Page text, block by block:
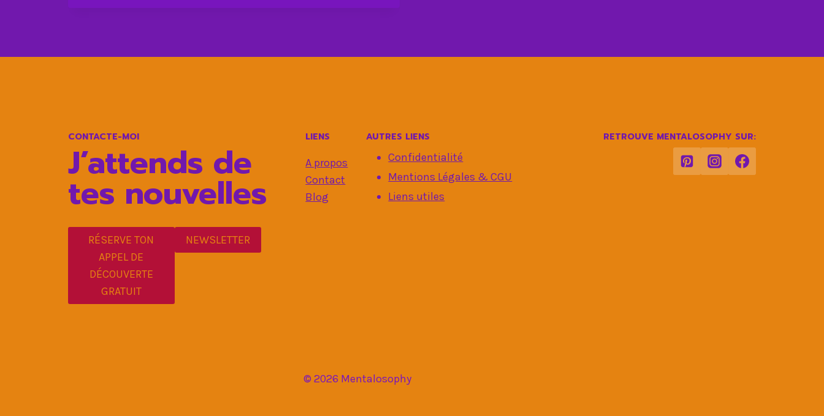
CONTACTE-MOI
J’attends de
tes nouvelles
RÉSERVE TON
APPEL DE
DÉCOUVERTE
GRATUIT
NEWSLETTER
LIENS
A propos
Contact
Blog
AUTRES LIENS
Confidentialité
Mentions Légales & CGU
Liens utiles
RETROUVE MENTALOSOPHY SUR:
© 2026 Mentalosophy